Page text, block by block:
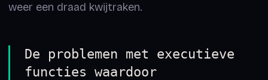
weer een draad kwijtraken.
De problemen met executieve
functies waardoor